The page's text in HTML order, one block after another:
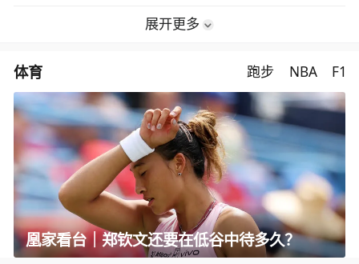
展开更多
体育 跑步 NBA F1
凰家看台｜郑钦文还要在低谷中待多久？